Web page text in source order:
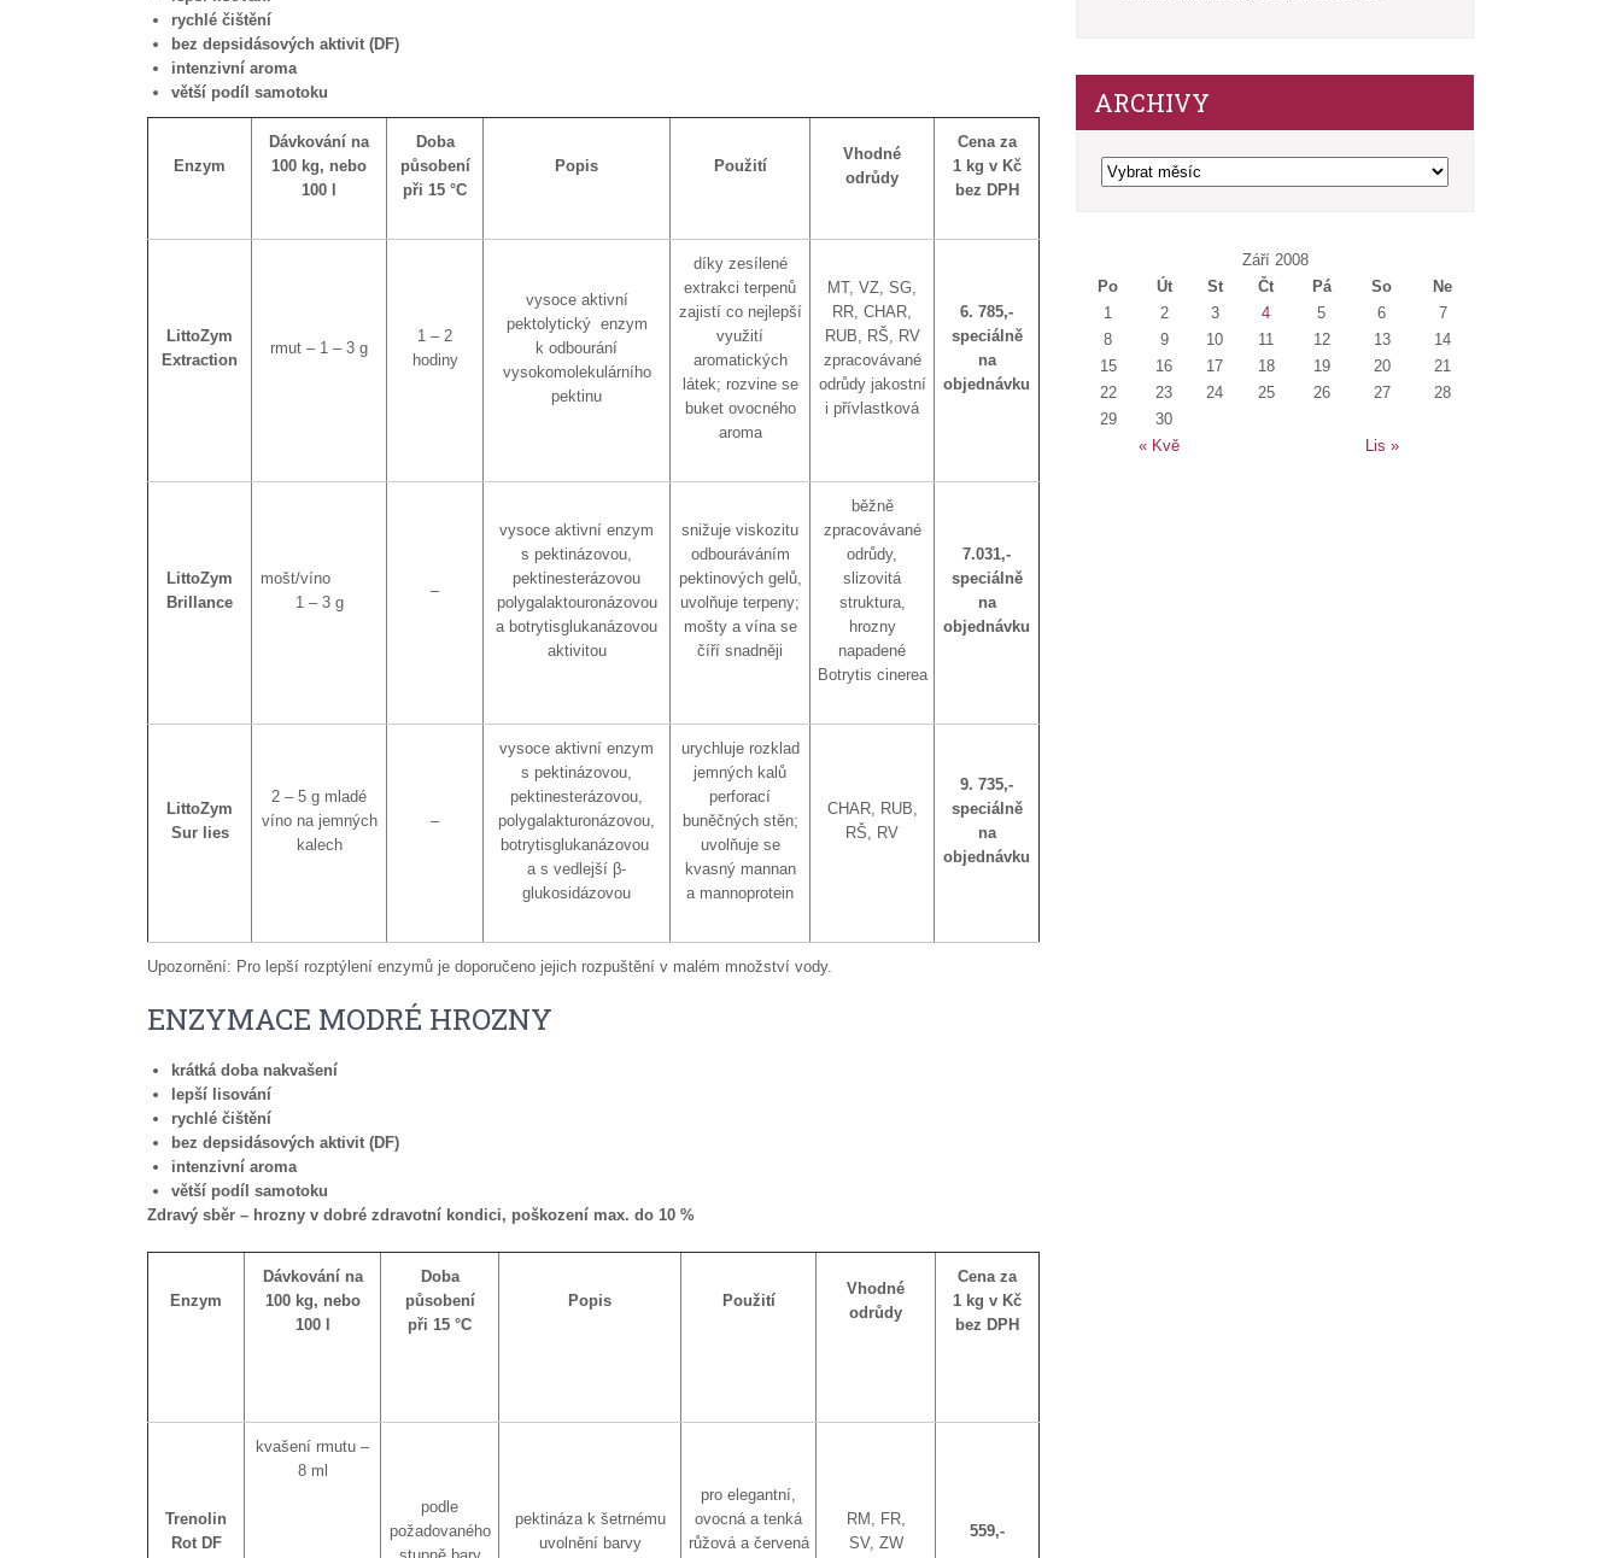
rychlé čištění
bez depsidásových aktivit (DF)
intenzivní aroma
větší podíl samotoku
Enzym
Dávkování na
100 kg, nebo
100 l
Doba
působení
při 15 °C
Popis Použití
Vhodné
odrůdy
Cena za
1 kg v Kč
bez DPH
LittoZym
Extraction
rmut – 1 – 3 g
1 – 2
hodiny
vysoce aktivní
pektolytický enzym
k odbourání
vysokomolekulárního
pektinu
díky zesílené
extrakci terpenů
zajistí co nejlepší
využití
aromatických
látek; rozvine se
buket ovocného
aroma
MT, VZ, SG,
RR, CHAR,
RUB, RŠ, RV
zpracovávané
odrůdy jakostní
i přívlastková
6. 785,-
speciálně
na
objednávku
LittoZym
Brillance
mošt/víno
1 – 3 g
–
vysoce aktivní enzym
s pektinázovou,
pektinesterázovou
polygalaktouronázovou
a botrytisglukanázovou
aktivitou
snižuje viskozitu
odbouráváním
pektinových gelů,
uvolňuje terpeny;
mošty a vína se
číří snadněji
běžně
zpracovávané
odrůdy,
slizovitá
struktura,
hrozny
napadené
Botrytis cinerea
7.031,-
speciálně
na
objednávku
LittoZym
Sur lies
2 – 5 g mladé
víno na jemných
kalech
–
vysoce aktivní enzym
s pektinázovou,
pektinesterázovou,
polygalakturonázovou,
botrytisglukanázovou
a s vedlejší β-
glukosidázovou
urychluje rozklad
jemných kalů
perforací
buněčných stěn;
uvolňuje se
kvasný mannan
a mannoprotein
CHAR, RUB,
RŠ, RV
9. 735,-
speciálně
na
objednávku
Upozornění: Pro lepší rozptýlení enzymů je doporučeno jejich rozpuštění v malém množství vody.
ENZYMACE MODRÉ HROZNY
krátká doba nakvašení
lepší lisování
rychlé čištění
bez depsidásových aktivit (DF)
intenzivní aroma
větší podíl samotoku
Zdravý sběr – hrozny v dobré zdravotní kondici, poškození max. do 10 %
Enzym
Dávkování na
100 kg, nebo
100 l
Doba
působení
při 15 °C
Popis Použití
Vhodné
odrůdy
Cena za
1 kg v Kč
bez DPH
Trenolin
Rot DF
kvašení rmutu –
8 ml
podle
požadovaného
pektináza k šetrnému
uvolnění barvy
pro elegantní,
ovocná a tenká
růžová a červená
RM, FR,
SV, ZW
559,-
ARCHIVY
Archivy
Září 2008
Po
Út St Čt Pá So Ne
« Kvě Lis »
1 2 3 4 5 6
7
8
9 10 11 12 13
14
15
16 17 18 19 20
21
22
23 24 25 26 27
28
29
30